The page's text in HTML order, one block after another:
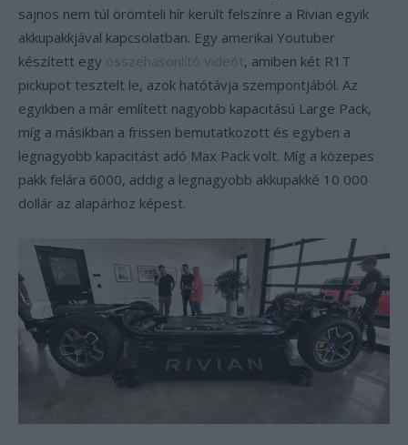
sajnos nem túl örömteli hír került felszínre a Rivian egyik
akkupakkjával kapcsolatban. Egy amerikai Youtuber
készített egy összehasonlító videót, amiben két R1T
pickupot tesztelt le, azok hatótávja szempontjából. Az
egyikben a már említett nagyobb kapacitású Large Pack,
míg a másikban a frissen bemutatkozott és egyben a
legnagyobb kapacitást adó Max Pack volt. Míg a közepes
pakk felára 6000, addig a legnagyobb akkupakké 10 000
dollár az alapárhoz képest.